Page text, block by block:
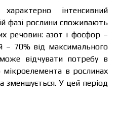
інтенсивний
фазі рослини споживають
речовин: азот і фосфор –
– 70% від максимального
відчувати потребу в
в рослинах
зменшується. У цей період
політику
даних.
Makosh
даних.
каталог